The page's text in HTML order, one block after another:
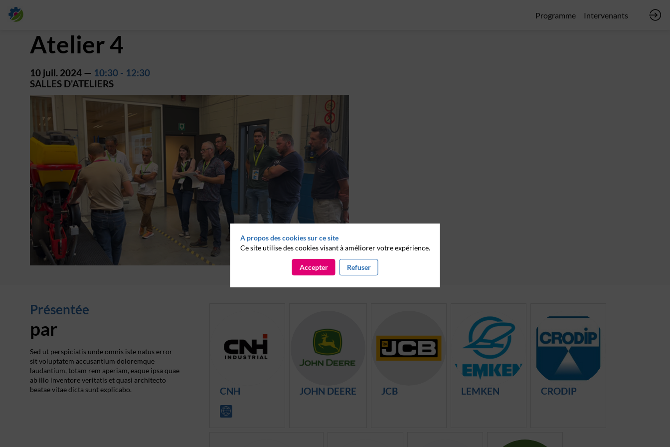
Programme Intervenants
Atelier 4
10 juil. 2024 — 10:30 - 12:30
SALLES D'ATELIERS
Présentée
par
Sed ut perspiciatis unde omnis iste natus error
sit voluptatem accusantium doloremque
laudantium, totam rem aperiam, eaque ipsa quae
ab illo inventore veritatis et quasi architecto
beatae vitae dicta sunt explicabo.
C
CNH
JD
JOHN DEERE
J
JCB
L
LEMKEN
C
CRODIP
A propos des cookies sur ce site
Ce site utilise des cookies visant à améliorer votre expérience.
Accepter Refuser